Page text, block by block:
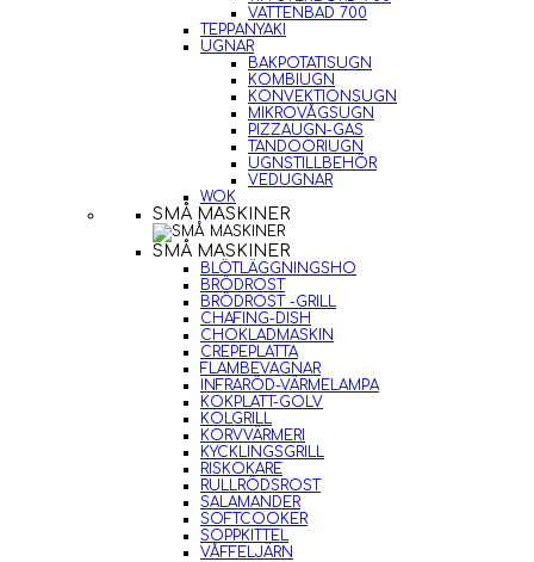
VATTENBAD 700
TEPPANYAKI
UGNAR
BAKPOTATISUGN
KOMBIUGN
KONVEKTIONSUGN
MIKROVÅGSUGN
PIZZAUGN-GAS
TANDOORIUGN
UGNSTILLBEHÖR
VEDUGNAR
WOK
SMÅ MASKINER
SMÅ MASKINER
BLÖTLÄGGNINGSHO
BRÖDROST
BRÖDROST -GRILL
CHAFING-DISH
CHOKLADMASKIN
CREPEPLATTA
FLAMBEVAGNAR
INFRARÖD-VÄRMELAMPA
KOKPLATT-GOLV
KOLGRILL
KORVVÄRMERI
KYCKLINGSGRILL
RISKOKARE
RULLRÖDSROST
SALAMANDER
SOFTCOOKER
SOPPKITTEL
VÅFFELJÄRN